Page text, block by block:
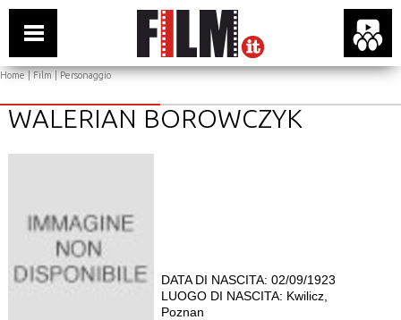
Home|Film| Personaggio
WALERIAN BOROWCZYK
DATA DI NASCITA: 02/09/1923
LUOGO DI NASCITA: Kwilicz,
Poznan